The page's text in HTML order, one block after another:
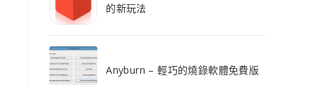
的新玩法
Anyburn – 輕巧的燒錄軟體免費版